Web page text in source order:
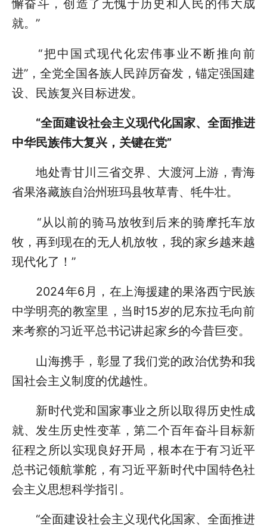
懈奋斗，创造了无愧于历史和人民的伟大成
就。”
“把中国式现代化宏伟事业不断推向前
进”，全党全国各族人民踔厉奋发，锚定强国建
设、民族复兴目标进发。
“全面建设社会主义现代化国家、全面推进
中华民族伟大复兴，关键在党”
地处青甘川三省交界、大渡河上游，青海
省果洛藏族自治州班玛县牧草青、牦牛壮。
“从以前的骑马放牧到后来的骑摩托车放
牧，再到现在的无人机放牧，我的家乡越来越
现代化了！”
2024年6月，在上海援建的果洛西宁民族
中学明亮的教室里，当时15岁的尼东拉毛向前
来考察的习近平总书记讲起家乡的今昔巨变。
山海携手，彰显了我们党的政治优势和我
国社会主义制度的优越性。
新时代党和国家事业之所以取得历史性成
就、发生历史性变革，第二个百年奋斗目标新
征程之所以实现良好开局，根本在于有习近平
总书记领航掌舵，有习近平新时代中国特色社
会主义思想科学指引。
“全面建设社会主义现代化国家、全面推进